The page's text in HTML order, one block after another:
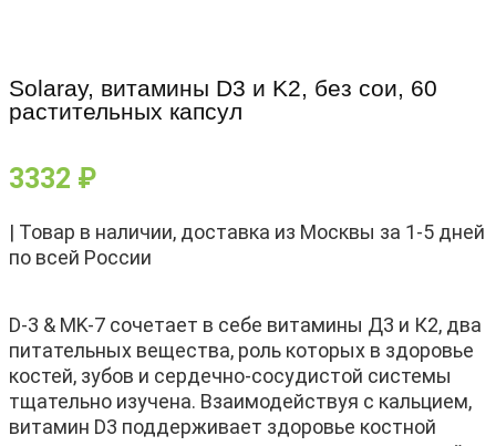
Solaray, витамины D3 и K2, без сои, 60
растительных капсул
3332 ₽
| Товар в наличии, доставка из Москвы за 1-5 дней
по всей России
D-3 & MK-7 сочетает в себе витамины Д3 и К2, два
питательных вещества, роль которых в здоровье
костей, зубов и сердечно-сосудистой системы
тщательно изучена. Взаимодействуя с кальцием,
витамин D3 поддерживает здоровье костной